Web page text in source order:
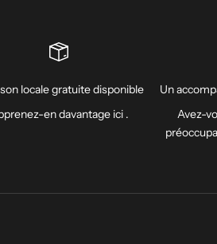
locale gratuite disponible
en davantage ici.
Un
Avez-